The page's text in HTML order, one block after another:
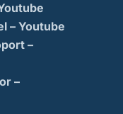
– Youtube
–
–